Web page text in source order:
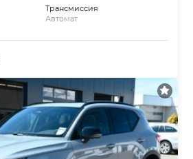
Трансмиссия
Автомат